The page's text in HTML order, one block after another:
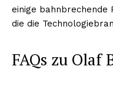
einige bahnbrechende
die die
FAQs zu Olaf